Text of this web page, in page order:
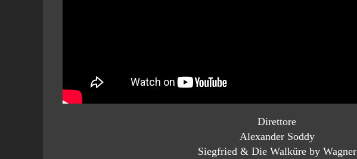
Direttore
Alexander Soddy
Siegfried & Die Walküre by Wagner